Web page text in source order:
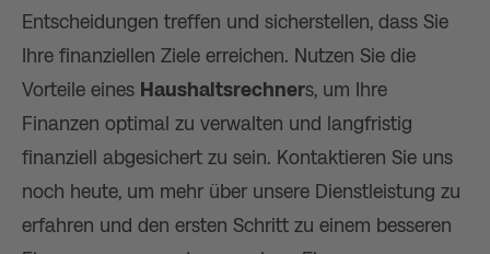
Entscheidungen treffen und sicherstellen, dass Sie
Ihre finanziellen Ziele erreichen. Nutzen Sie die
Vorteile eines Haushaltsrechners, um Ihre
Finanzen optimal zu verwalten und langfristig
finanziell abgesichert zu sein. Kontaktieren Sie uns
noch heute, um mehr über unsere Dienstleistung zu
erfahren und den ersten Schritt zu einem besseren